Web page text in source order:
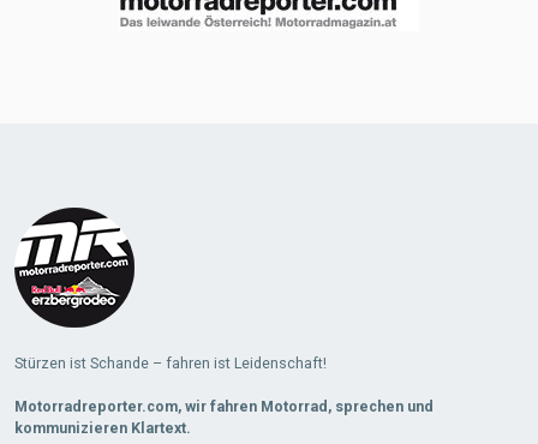
Stürzen ist Schande – fahren ist Leidenschaft!
Motorradreporter.com, wir fahren Motorrad, sprechen und
kommunizieren Klartext.